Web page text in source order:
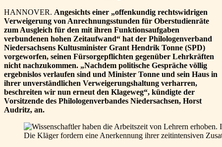
HANNOVER. Angesichts einer „offenkundig rechtswidrigen
Verweigerung von Anrechnungsstunden für Oberstudienräte
zum Ausgleich für den mit ihren Funktionsaufgaben
verbundenen hohen Zeitaufwand“ hat der Philologenverband
Niedersachsens Kultusminister Grant Hendrik Tonne (SPD)
vorgeworfen, seinen Fürsorgepflichten gegenüber Lehrkräften
nicht nachzukommen. „Nachdem politische Gespräche völlig
ergebnislos verlaufen sind und Minister Tonne und sein Haus in
ihrer unverständlichen Verweigerungshaltung verharren,
beschreiten wir nun erneut den Klageweg“, kündigte der
Vorsitzende des Philologenverbandes Niedersachsen, Horst
Audritz, an.
Die Kläger fordern eine Anerkennung ihrer zeitintensiven